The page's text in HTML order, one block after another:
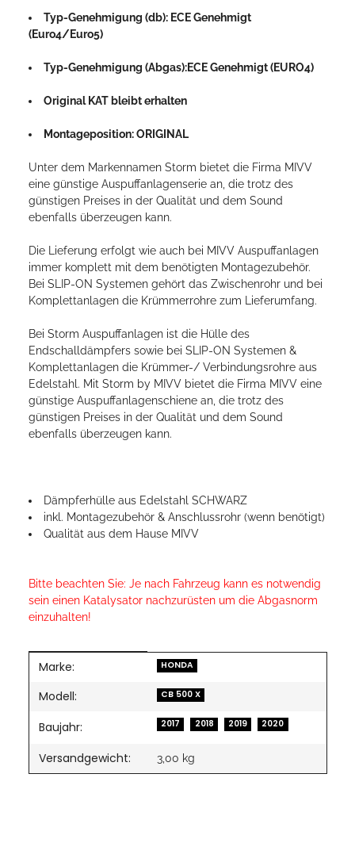
Typ-Genehmigung (db): ECE Genehmigt
(Euro4/Euro5)
Typ-Genehmigung (Abgas):ECE Genehmigt (EURO4)
Original KAT bleibt erhalten
Montageposition: ORIGINAL
Unter dem Markennamen Storm bietet die Firma MIVV
eine günstige Auspuffanlagenserie an, die trotz des
günstigen Preises in der Qualität und dem Sound
ebenfalls überzeugen kann.
Die Lieferung erfolgt wie auch bei MIVV Auspuffanlagen
immer komplett mit dem benötigten Montagezubehör.
Bei SLIP-ON Systemen gehört das Zwischenrohr und bei
Komplettanlagen die Krümmerrohre zum Lieferumfang.
Bei Storm Auspuffanlagen ist die Hülle des
Endschalldämpfers sowie bei SLIP-ON Systemen &
Komplettanlagen die Krümmer-/ Verbindungsrohre aus
Edelstahl. Mit Storm by MIVV bietet die Firma MIVV eine
günstige Auspuffanlagenschiene an, die trotz des
günstigen Preises in der Qualität und dem Sound
ebenfalls überzeugen kann.
Dämpferhülle aus Edelstahl SCHWARZ
inkl. Montagezubehör & Anschlussrohr (wenn benötigt)
Qualität aus dem Hause MIVV
Bitte beachten Sie: Je nach Fahrzeug kann es notwendig
sein einen Katalysator nachzurüsten um die Abgasnorm
einzuhalten!
Produkteigenschaft
Wert
Marke: HONDA
Modell: CB 500 X
Baujahr: 2017 2018 2019 2020
Versandgewicht: 3,00 kg